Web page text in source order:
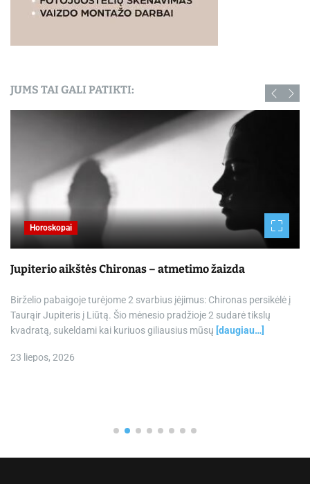
JUMS TAI GALI PATIKTI:
Horoskopai
Jupiterio aikštės Chironas – atmetimo žaizda
Birželio pabaigoje turėjome 2 svarbius įėjimus: Chironas persikėlė į
Taurąir Jupiteris į Liūtą. Šio mėnesio pradžioje 2 sudarė tikslų
kvadratą, sukeldami kai kuriuos giliausius mūsų [daugiau…]
23 liepos, 2026